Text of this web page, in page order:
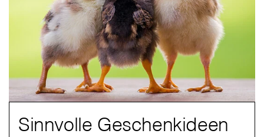
Sinnvolle Geschenkideen